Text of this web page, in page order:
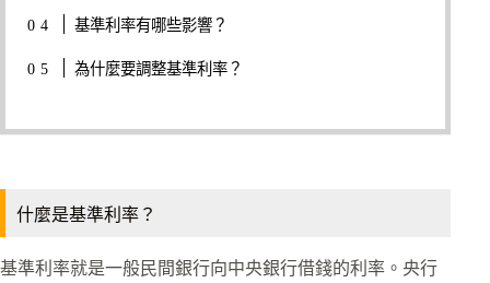
基準利率有哪些影響？
為什麼要調整基準利率？
什麼是基準利率？
基準利率就是一般民間銀行向中央銀行借錢的利率。央行